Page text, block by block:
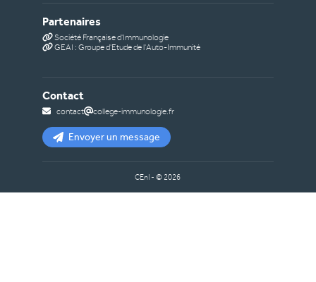
Partenaires
Société Française d'Immunologie
GEAI : Groupe d'Etude de l'Auto-Immunité
Contact
contact college-immunologie.fr
Envoyer un message
CEnI - ©2026